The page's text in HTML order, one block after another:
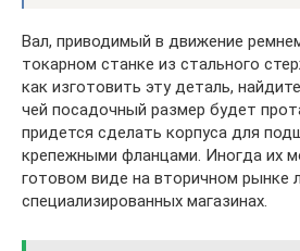
Вал, приводимый в движение
токарном станке из стального
как изготовить эту деталь,
чей посадочный размер будет
придется сделать корпуса для
крепежными фланцами. Иногда их
готовом виде на вторичном рынке
специализированных магазинах.